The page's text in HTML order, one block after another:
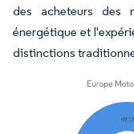
des acheteurs des
énergétique et
distinctions